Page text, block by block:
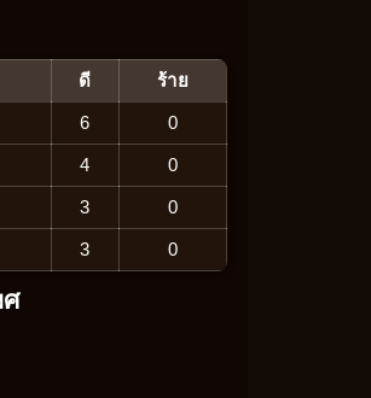
ดี ร้าย
6 0
4 0
3 0
3 0
ศ